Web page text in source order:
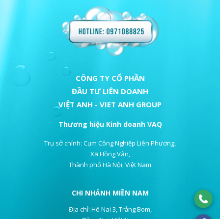
CÔNG TY CỔ PHẦN
ĐẦU TƯ LIÊN DOANH
VIỆT ANH - VIET ANH GROUP
Thương hiệu Kinh doanh VAQ
Trụ sở chính: Cụm Công Nghiệp Liên Phương,
Xã Hồng Vân,
Thành phố Hà Nội, Việt Nam
CHI NHÁNH MIỀN NAM
Địa chỉ: Hố Nai 3, Trảng Bom,